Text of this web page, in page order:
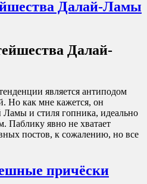
Далай-Ламы
является антиподом
Но как мне кажется, он
и стиля гопника, идеально
Паблику явно не хватает
постов, к сожалению, но все
причёски